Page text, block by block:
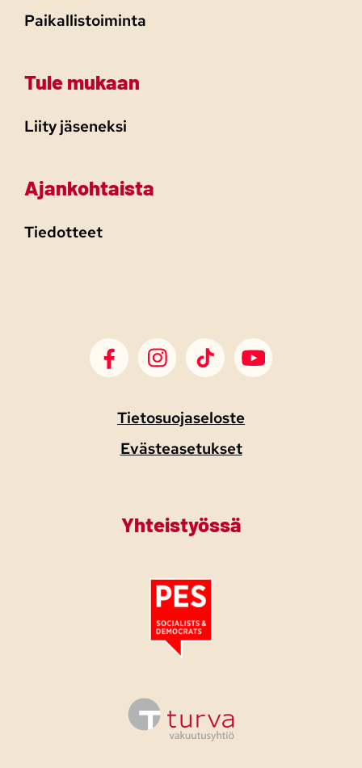
Paikallistoiminta
Tule mukaan
Liity jäseneksi
Ajankohtaista
Tiedotteet
SDP Facebook
SDP Instagram
SDP TikTokSDP Youtube
Tietosuojaseloste
Evästeasetukset
Yhteistyössä
Tutustu PES:n periaatejulistukseen